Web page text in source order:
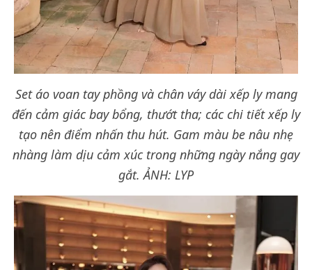
Set áo voan tay phồng và chân váy dài xếp ly mang
đến cảm giác bay bổng, thướt tha; các chi tiết xếp ly
tạo nên điểm nhấn thu hút. Gam màu be nâu nhẹ
nhàng làm dịu cảm xúc trong những ngày nắng gay
gắt. ẢNH: LYP